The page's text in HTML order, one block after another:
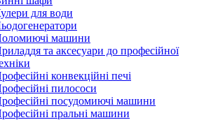
для води
машини
та аксесуари до професійної
конвекційні печі
пилососи
посудомиючі машини
пральні машини